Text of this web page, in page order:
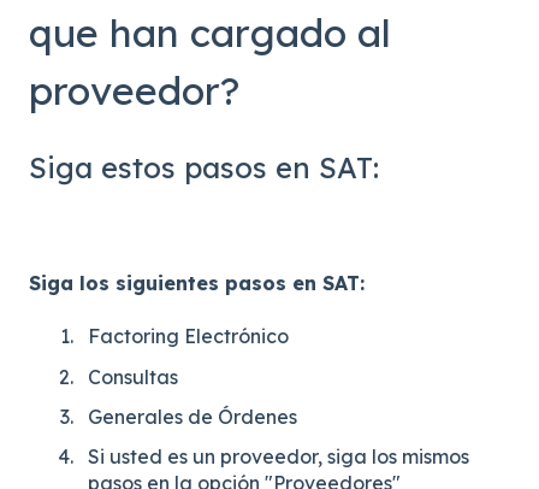
que han cargado al
proveedor?
Siga estos pasos en SAT:
Siga los siguientes pasos en SAT:
Factoring Electrónico
Consultas
Generales de Órdenes
Si usted es un proveedor, siga los mismos
pasos en la opción "Proveedores"